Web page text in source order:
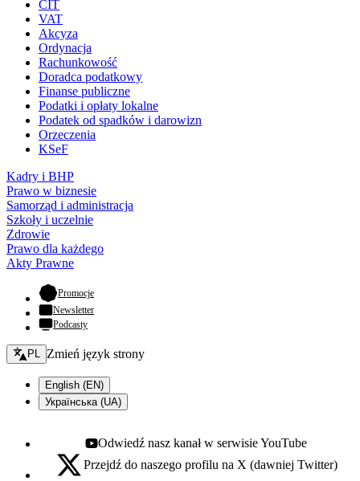
CIT
VAT
Akcyza
Ordynacja
Rachunkowość
Doradca podatkowy
Finanse publiczne
Podatki i opłaty lokalne
Podatek od spadków i darowizn
Orzeczenia
KSeF
Kadry i BHP
Prawo w biznesie
Samorząd i administracja
Szkoły i uczelnie
Zdrowie
Prawo dla każdego
Akty Prawne
Promocje- otwiera się w nowej karcie
Newsletter
Podcasty
Zmień język - bieżący:
PL Zmień język strony
English (EN)
Українська (UA)
Youtube - otwiera się w nowej karcie
Odwiedź nasz kanał w serwisie YouTube
X - otwiera się w nowej karcie
Przejdź do naszego profilu na X (dawniej Twitter)